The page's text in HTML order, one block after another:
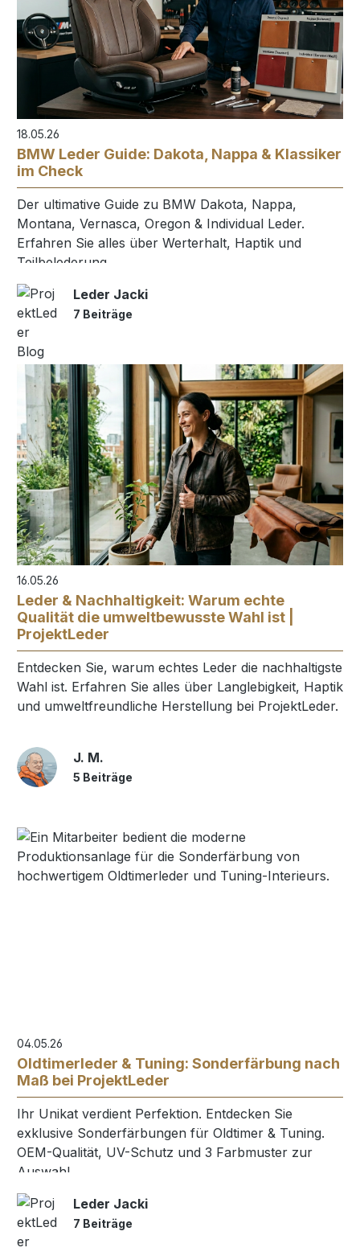
18.05.26
BMW Leder Guide: Dakota, Nappa & Klassiker
im Check
Der ultimative Guide zu BMW Dakota, Nappa,
Montana, Vernasca, Oregon & Individual Leder.
Erfahren Sie alles über Werterhalt, Haptik und
Teilbelederung.
Leder Jacki
7 Beiträge
16.05.26
Leder & Nachhaltigkeit: Warum echte
Qualität die umweltbewusste Wahl ist |
ProjektLeder
Entdecken Sie, warum echtes Leder die nachhaltigste
Wahl ist. Erfahren Sie alles über Langlebigkeit, Haptik
und umweltfreundliche Herstellung bei ProjektLeder.
J. M.
5 Beiträge
04.05.26
Oldtimerleder & Tuning: Sonderfärbung nach
Maß bei ProjektLeder
Ihr Unikat verdient Perfektion. Entdecken Sie
exklusive Sonderfärbungen für Oldtimer & Tuning.
OEM-Qualität, UV-Schutz und 3 Farbmuster zur
Auswahl.
Leder Jacki
7 Beiträge